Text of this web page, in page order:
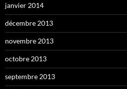
janvier 2014
décembre 2013
novembre 2013
octobre 2013
septembre 2013